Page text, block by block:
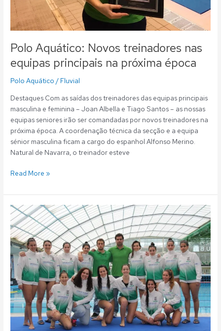
Polo Aquático: Novos treinadores nas
equipas principais na próxima época
Polo Aquático / Fluvial
Destaques Com as saídas dos treinadores das equipas principais
masculina e feminina – Joan Albella e Tiago Santos – as nossas
equipas seniores irão ser comandadas por novos treinadores na
próxima época. A coordenação técnica da secção e a equipa
sénior masculina ficam a cargo do espanhol Alfonso Merino.
Natural de Navarra, o treinador esteve
Read More »
Polo
Aquático:
Fluvial
volta
a
receber
Euroleague
feminina